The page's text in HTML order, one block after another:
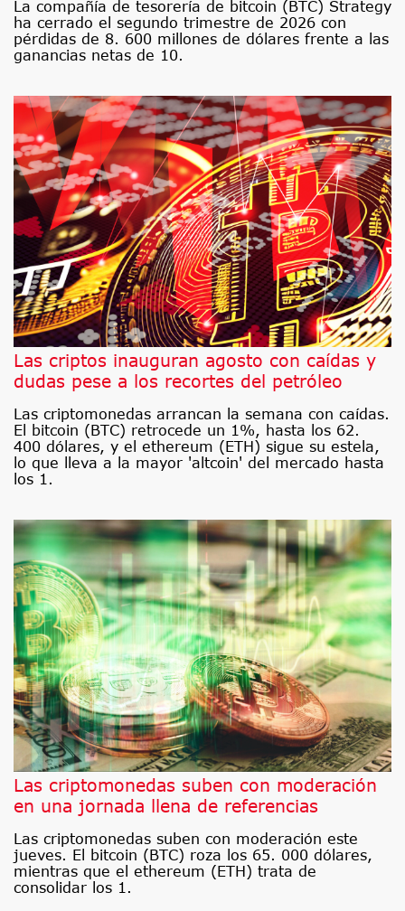
La compañía de tesorería de bitcoin (BTC) Strategy
ha cerrado el segundo trimestre de 2026 con
pérdidas de 8. 600 millones de dólares frente a las
ganancias netas de 10.
Las criptos inauguran agosto con caídas y
dudas pese a los recortes del petróleo
Las criptomonedas arrancan la semana con caídas.
El bitcoin (BTC) retrocede un 1%, hasta los 62.
400 dólares, y el ethereum (ETH) sigue su estela,
lo que lleva a la mayor 'altcoin' del mercado hasta
los 1.
Las criptomonedas suben con moderación
en una jornada llena de referencias
Las criptomonedas suben con moderación este
jueves. El bitcoin (BTC) roza los 65. 000 dólares,
mientras que el ethereum (ETH) trata de
consolidar los 1.